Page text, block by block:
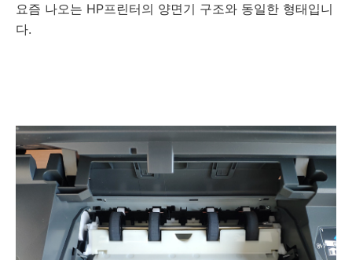
요즘 나오는 HP프린터의 양면기 구조와 동일한 형태입니
다.